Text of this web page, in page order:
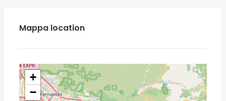
Mappa location
+
−